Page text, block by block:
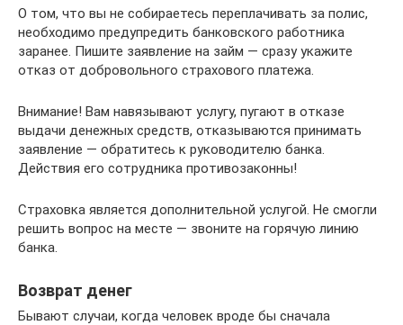
О том, что вы не собираетесь переплачивать за полис,
необходимо предупредить банковского работника
заранее. Пишите заявление на займ — сразу укажите
отказ от добровольного страхового платежа.
Внимание! Вам навязывают услугу, пугают в отказе
выдачи денежных средств, отказываются принимать
заявление — обратитесь к руководителю банка.
Действия его сотрудника противозаконны!
Страховка является дополнительной услугой. Не смогли
решить вопрос на месте — звоните на горячую линию
банка.
Возврат денег
Бывают случаи, когда человек вроде бы сначала